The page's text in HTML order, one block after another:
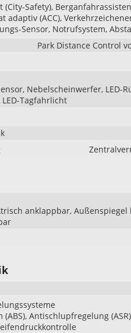
(City-Safety),
adaptiv (ACC),
Sensor, Notrufsystem,
Park Distance Control
Nebelscheinwerfer, LED-
Tagfahrlicht
anklappbar, Außenspiegel
Antischlupfregelung